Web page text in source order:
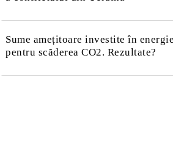
Sume amețitoare investite în
pentru scăderea CO2. Rezultate?